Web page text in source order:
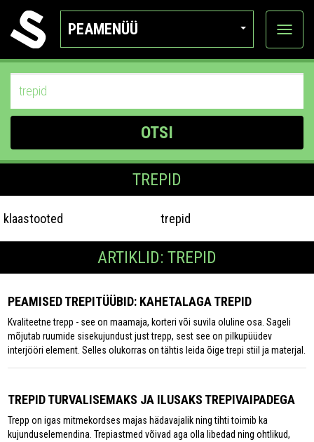
PEAMENÜÜ
Ava
OTSI
TREPID
klaastooted trepid
ARTIKLID: TREPID
PEAMISED TREPITÜÜBID: KAHETALAGA TREPID
Kvaliteetne trepp - see on maamaja, korteri või suvila oluline osa. Sageli
mõjutab ruumide sisekujundust just trepp, sest see on pilkupüüdev
interjööri element. Selles olukorras on tähtis leida õige trepi stiil ja materjal.
TREPID TURVALISEMAKS JA ILUSAKS TREPIVAIPADEGA
Trepp on igas mitmekordses majas hädavajalik ning tihti toimib ka
kujunduselemendina. Trepiastmed võivad aga olla libedad ning ohtlikud,